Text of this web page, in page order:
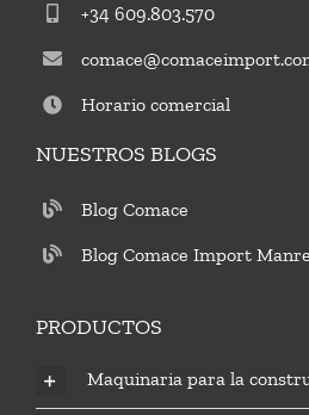
+34 609.803.570
Horario comercial
NUESTROS BLOGS
Blog Comace
Blog Comace Import
PRODUCTOS
Maquinaria para la